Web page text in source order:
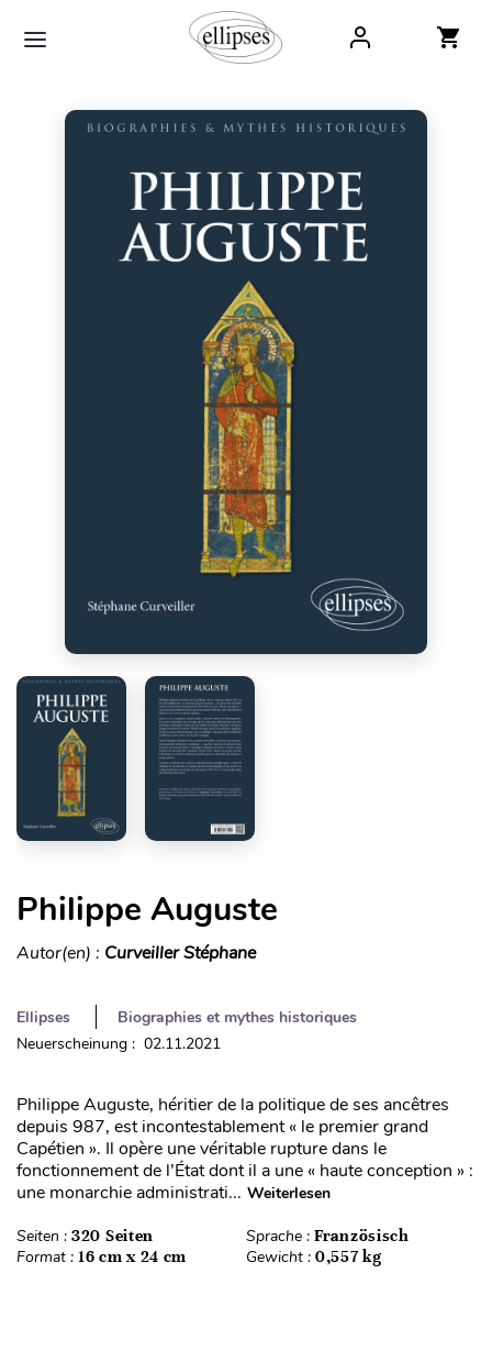
Philippe Auguste
Autor(en) : Curveiller Stéphane
Ellipses
Biographies et mythes historiques
Neuerscheinung : 02.11.2021
Philippe Auguste, héritier de la politique de ses ancêtres
depuis 987, est incontestablement « le premier grand
Capétien ». Il opère une véritable rupture dans le
fonctionnement de l’État dont il a une « haute conception » :
une monarchie administrati... Weiterlesen
Seiten : 320 Seiten Sprache : Französisch
Format : 16 cm x 24 cm Gewicht : 0,557 kg